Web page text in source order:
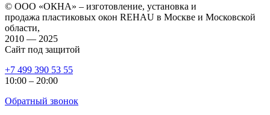
© ООО «ОКНА» – изготовление, установка и
продажа пластиковых окон REHAU в Москве и Московской
области,
2010 — 2025
Сайт под защитой
+7 499 390 53 55
10:00 – 20:00
Обратный звонок